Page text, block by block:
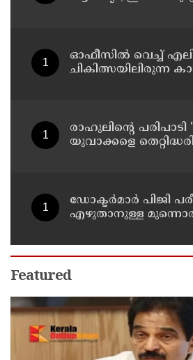
ഓഫീസില്‍ വെച്ച്
ചികിത്സയിലിരുന്ന
രാഹുലിന്റെ
യുവാക്കളെ
ഡോക്ടര്‍മാര്‍ പിജി
എഴുതാനുള്ള
കുടുംബാരോഗ്യ
Featured